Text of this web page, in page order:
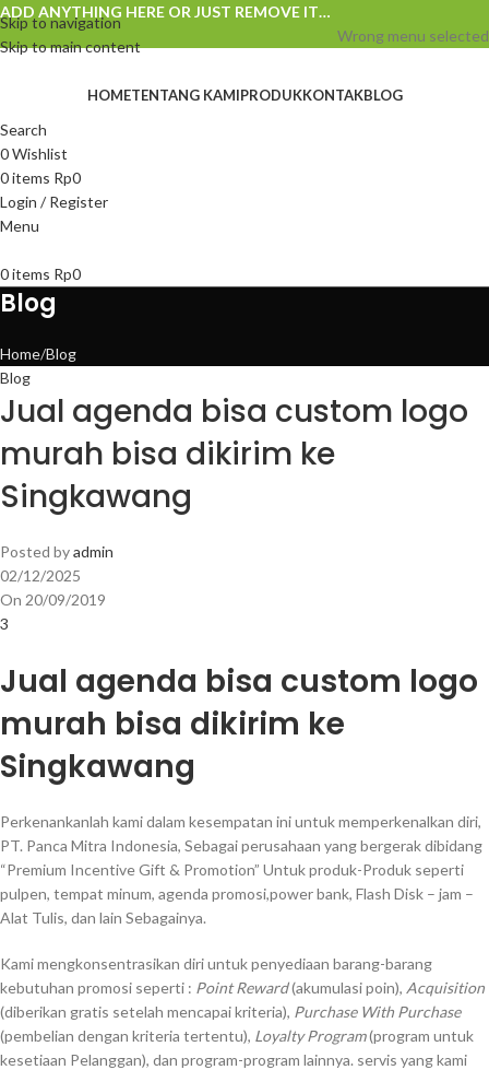
Skip to navigation
Skip to main content
ADD ANYTHING HERE OR JUST REMOVE IT…
Wrong menu selected
HOMETENTANG KAMIPRODUKKONTAKBLOG
Search
0Wishlist
0items Rp0
Login / Register
Menu
0items Rp0
Blog
Home Blog
Blog
Jual agenda bisa custom logo
murah bisa dikirim ke
Singkawang
Posted byadmin
02/12/2025
On 20/09/2019
3
Jual agenda bisa custom logo
murah bisa dikirim ke
Singkawang
Perkenankanlah kami dalam kesempatan ini untuk memperkenalkan diri,
PT. Panca Mitra Indonesia, Sebagai perusahaan yang bergerak dibidang
“Premium Incentive Gift & Promotion” Untuk produk-Produk seperti
pulpen, tempat minum, agenda promosi,power bank, Flash Disk – jam –
Alat Tulis, dan lain Sebagainya.
Kami mengkonsentrasikan diri untuk penyediaan barang-barang
kebutuhan promosi seperti : Point Reward(akumulasi poin), Acquisition
(diberikan gratis setelah mencapai kriteria), Purchase With Purchase
(pembelian dengan kriteria tertentu), Loyalty Program(program untuk
kesetiaan Pelanggan), dan program-program lainnya. servis yang kami